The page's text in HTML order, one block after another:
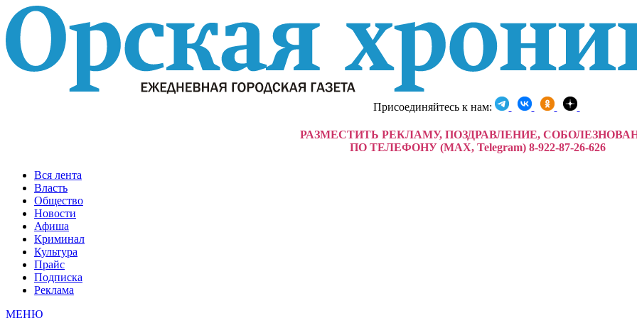
Присоединяйтесь к нам:
РАЗМЕСТИТЬ РЕКЛАМУ, ПОЗДРАВЛЕНИЕ,
ПО ТЕЛЕФОНУ (MAX, Telegram) 8-922-87-26-626
Вся лента
Власть
Общество
Новости
Афиша
Криминал
Культура
Прайс
Подписка
Реклама
МЕНЮ